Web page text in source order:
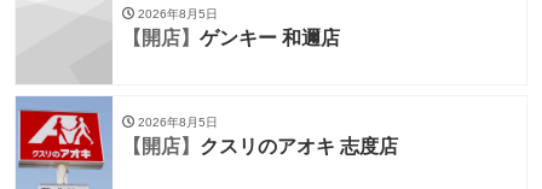
2026年8月5日
【開店】 ゲンキー 和邇店
2026年8月5日
【開店】 クスリのアオキ 志度店